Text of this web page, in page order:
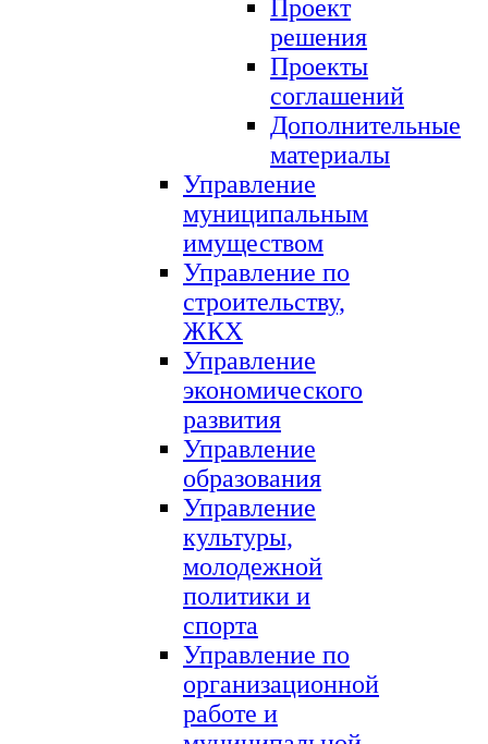
Проект
решения
Проекты
соглашений
Дополнительные
материалы
Управление
муниципальным
имуществом
Управление по
строительству,
ЖКХ
Управление
экономического
развития
Управление
образования
Управление
культуры,
молодежной
политики и
спорта
Управление по
организационной
работе и